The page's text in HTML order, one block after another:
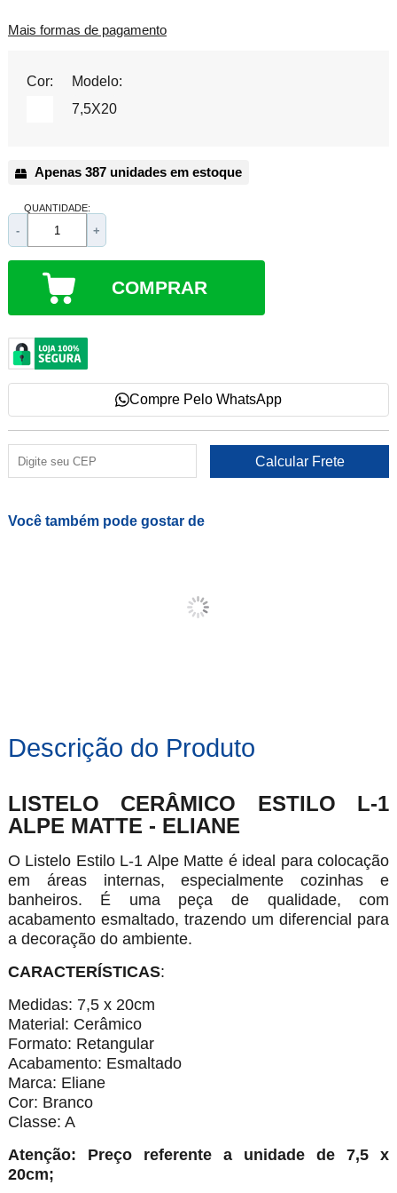
Mais formas de pagamento
Cor:
Modelo:
7,5X20
Apenas 387 unidades em estoque
QUANTIDADE:
- +
COMPRAR
Compre Pelo WhatsApp
Você também pode gostar de
Descrição do Produto
LISTELO CERÂMICO ESTILO L-1
ALPE MATTE - ELIANE
O Listelo Estilo L-1 Alpe Matte é ideal para colocação
em áreas internas, especialmente cozinhas e
banheiros. É uma peça de qualidade, com
acabamento esmaltado, trazendo um diferencial para
a decoração do ambiente.
CARACTERÍSTICAS:
Medidas: 7,5 x 20cm
Material: Cerâmico
Formato: Retangular
Acabamento: Esmaltado
Marca: Eliane
Cor: Branco
Classe: A
Atenção: Preço referente a unidade de 7,5 x
20cm;